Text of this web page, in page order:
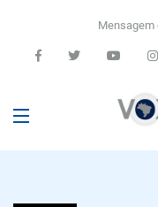
Mensagem